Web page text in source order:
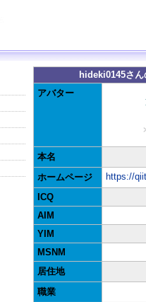
hideki0145さ
アバター
本名
ホームページ
https://
ICQ
AIM
YIM
MSNM
居住地
職業